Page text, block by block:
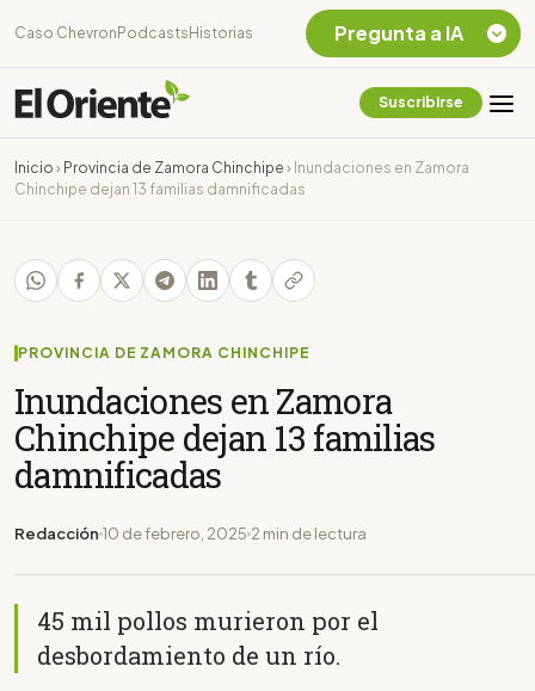
Caso Chevron Podcasts Historias
Suscribirse
Inicio › Provincia de Zamora Chinchipe › Inundaciones en Zamora
Chinchipe dejan 13 familias damnificadas
PROVINCIA DE ZAMORA CHINCHIPE
Inundaciones en Zamora
Chinchipe dejan 13 familias
damnificadas
Redacción 10 de febrero, 2025 2 min de lectura
45 mil pollos murieron por el
desbordamiento de un río.
Pregunta a IA
Chevron Ecuador